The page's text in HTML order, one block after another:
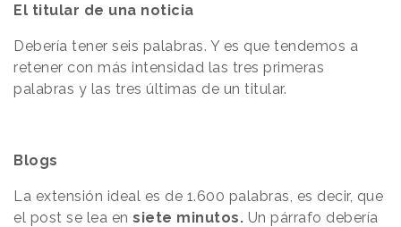
El titular de una noticia
Debería tener seis palabras. Y es que tendemos a
retener con más intensidad las tres primeras
palabras y las tres últimas de un titular.
Blogs
La extensión ideal es de 1.600 palabras, es decir, que
el post se lea en siete minutos. Un párrafo debería